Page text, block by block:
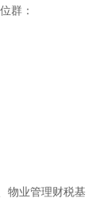
位群：
物业管理财税基